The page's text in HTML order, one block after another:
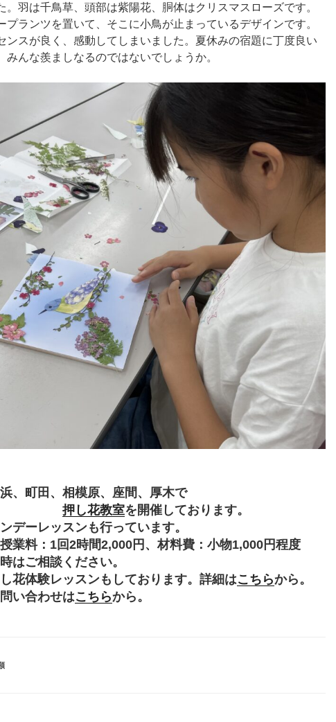
。羽は千鳥草、頭部は紫陽花、胴体はクリスマスローズです。
プランツを置いて、そこに小鳥が止まっているデザインです。
ンスが良く、感動してしまいました。夏休みの宿題に丁度良い
みんな羨ましなるのではないでしょうか。
、町田、相模原、座間、厚木で
押し花教室を開催しております。
デーレッスンも行っています。
：1回2時間2,000円、材料費：小物1,000円程度
はご相談ください。
花体験レッスンもしております。詳細はこちらから。
い合わせはこちらから。